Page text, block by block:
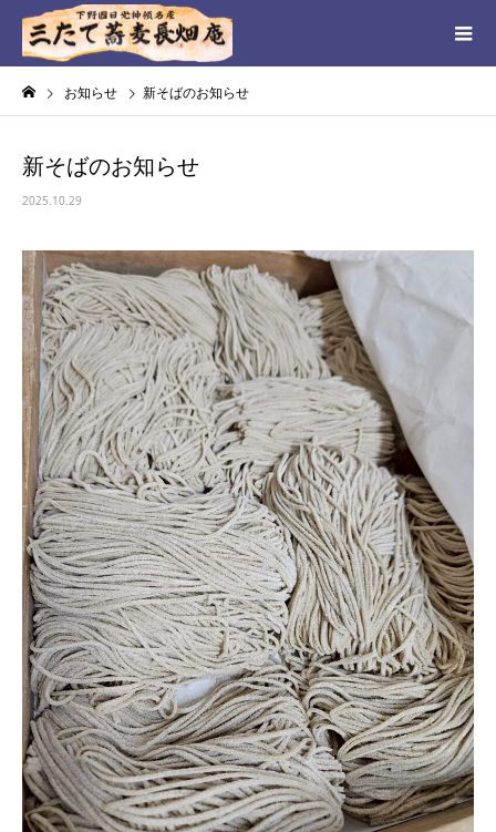
お知らせ 新そばのお知らせ
新そばのお知らせ
2025.10.29